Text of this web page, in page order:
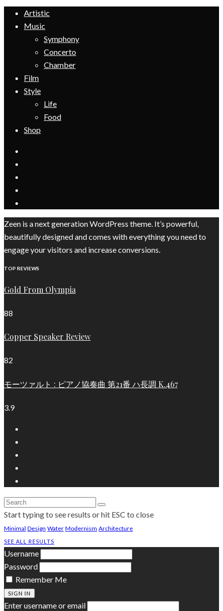
Artistic
Music
Symphony
Concerto
Chamber
Film
Style
Life
Food
Shop
Zeen is a next generation WordPress theme. It’s powerful,
beautifully designed and comes with everything you need to
engage your visitors and increase conversions.
TOP REVIEWS
Gold From Olympia
88
Copper Speaker Review
82
モーツァルト : ピアノ協奏曲 第21番 ハ長調 K.467
3.9
Start typing to see results or hit ESC to close
Minimal Design Water Modernism Architecture
SEE ALL RESULTS
Username
Password
Remember Me
SIGN IN
Enter username or email